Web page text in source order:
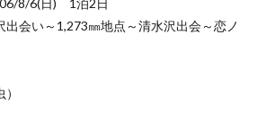
8/6(日) 1泊2日
会い～1,273㎜地点～清水沢出会～恋ノ